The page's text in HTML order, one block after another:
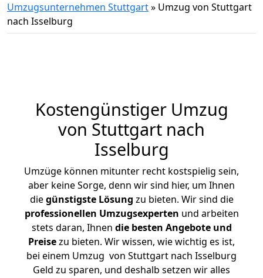
Umzugsunternehmen Stuttgart» Umzug von Stuttgart
nach Isselburg
Kostengünstiger Umzug
von Stuttgart nach
Isselburg
Umzüge können mitunter recht kostspielig sein,
aber keine Sorge, denn wir sind hier, um Ihnen
diegünstigste Lösung zu bieten. Wir sind die
professionellen Umzugsexperten und arbeiten
stets daran, Ihnen die besten Angebote und
Preisezu bieten. Wir wissen, wie wichtig es ist,
bei einem Umzug von Stuttgart nach Isselburg
Geld zu sparen, und deshalb setzen wir alles